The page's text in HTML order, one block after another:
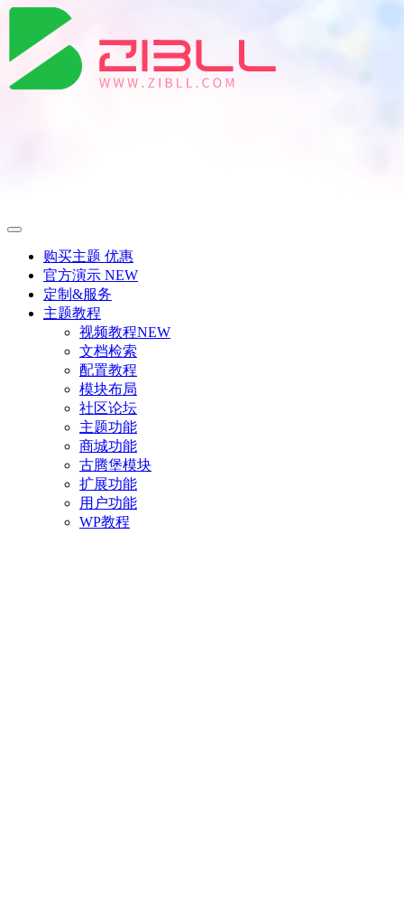
购买主题 优惠
官方演示 NEW
定制&服务
主题教程
视频教程NEW
文档检索
配置教程
模块布局
社区论坛
主题功能
商城功能
古腾堡模块
扩展功能
用户功能
WP教程